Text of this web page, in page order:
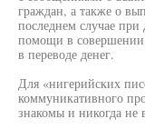
граждан, а также о
последнем случае
помощи в совершении
в переводе денег.
Для «нигерийских
коммуникативного
знакомы и никогда не